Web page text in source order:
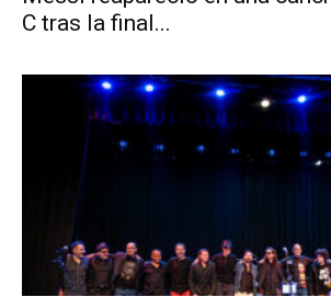
C tras la final...